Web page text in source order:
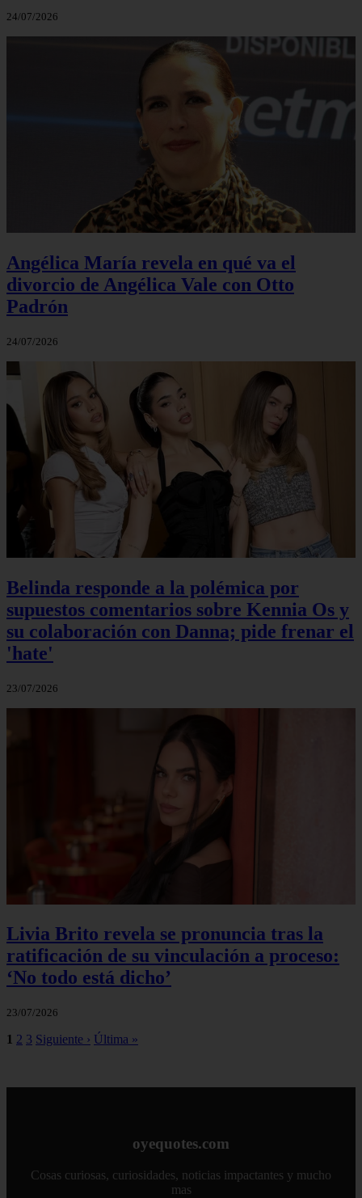
24/07/2026
Angélica María revela en qué va el
divorcio de Angélica Vale con Otto
Padrón
24/07/2026
Belinda responde a la polémica por
supuestos comentarios sobre Kennia Os y
su colaboración con Danna; pide frenar el
'hate'
23/07/2026
Livia Brito revela se pronuncia tras la
ratificación de su vinculación a proceso:
‘No todo está dicho’
23/07/2026
1 2 3 Siguiente › Última »
oyequotes.com
Cosas curiosas, curiosidades, noticias impactantes y mucho
mas